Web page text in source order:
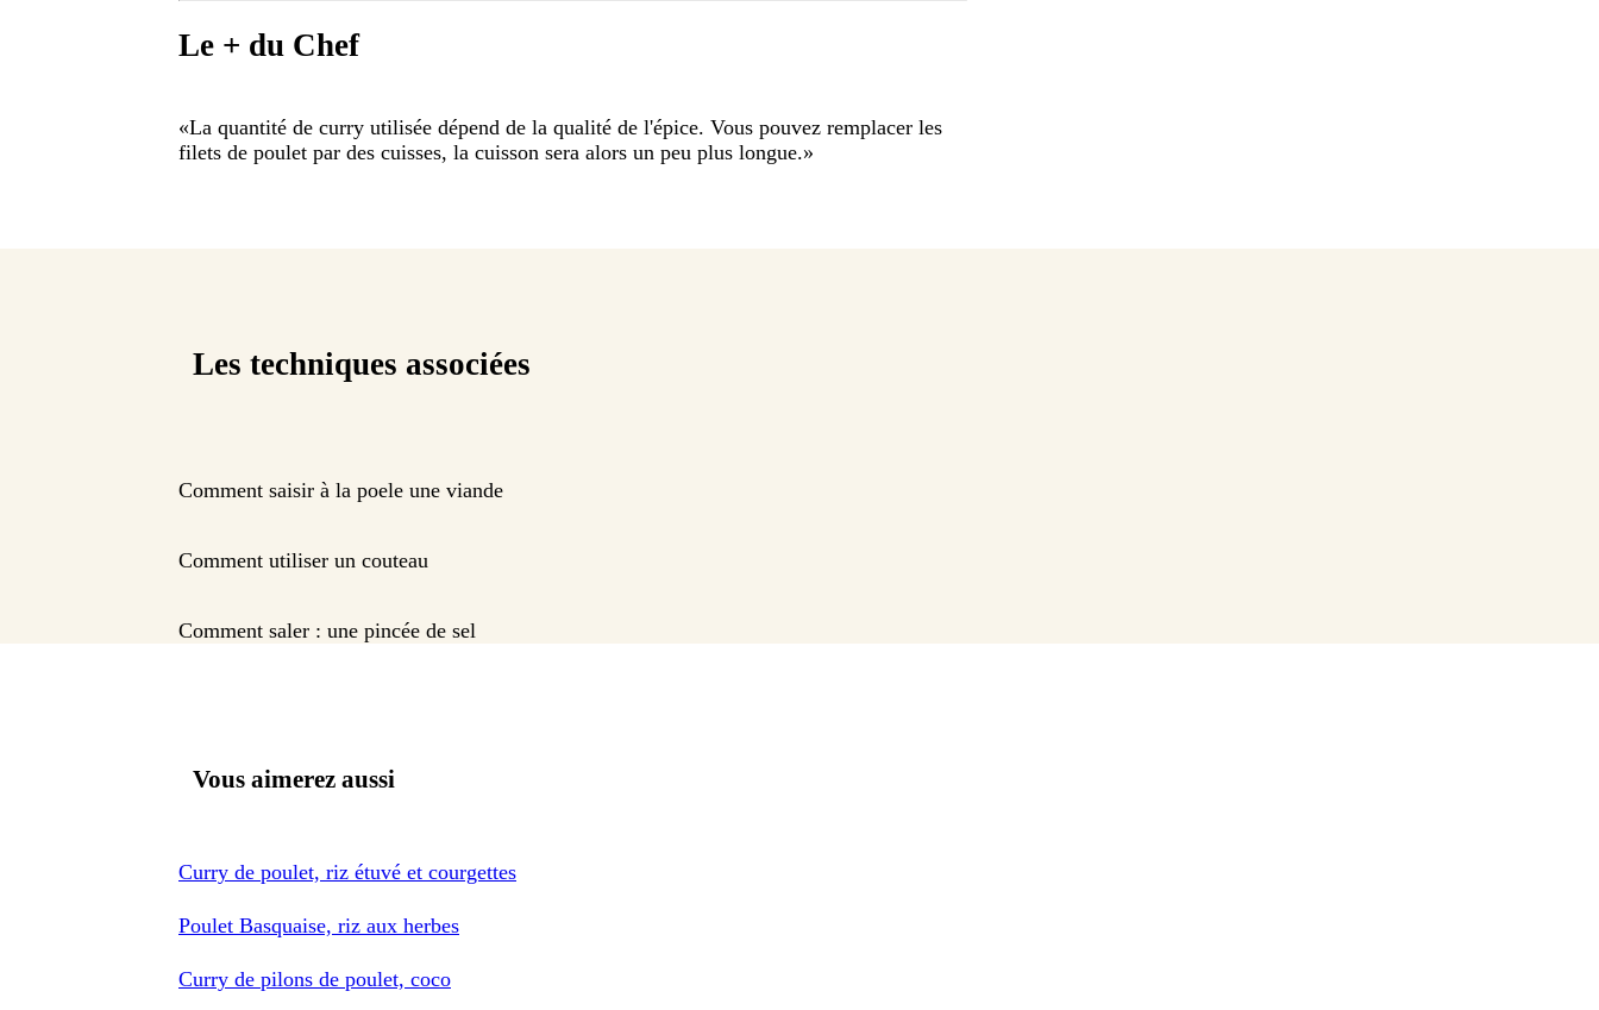
Le + du Chef
«La quantité de curry utilisée dépend de la qualité de l'épice. Vous pouvez remplacer les
filets de poulet par des cuisses, la cuisson sera alors un peu plus longue.»
Les techniques associées
Comment saisir à la poele une viande
Comment utiliser un couteau
Comment saler : une pincée de sel
Vous aimerez aussi
Curry de poulet, riz étuvé et courgettes
Poulet Basquaise, riz aux herbes
Curry de pilons de poulet, coco